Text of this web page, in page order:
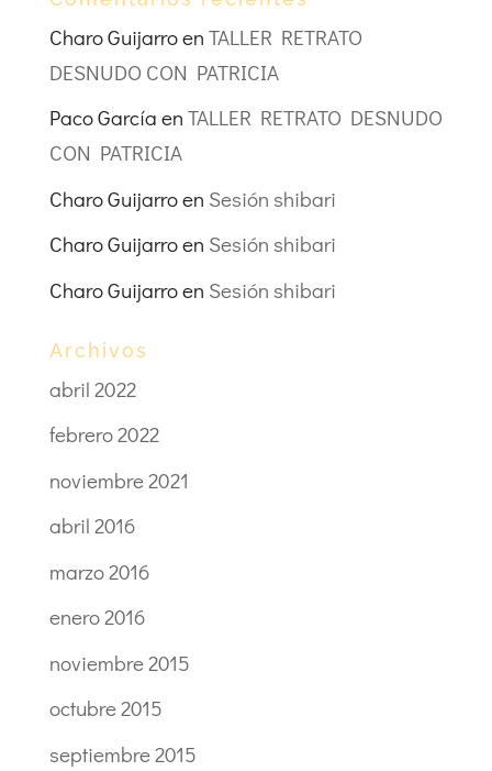
Charo Guijarroen TALLER RETRATO
DESNUDO CON PATRICIA
Paco García en TALLER RETRATO DESNUDO
CON PATRICIA
Charo Guijarroen Sesión shibari
Charo Guijarroen Sesión shibari
Charo Guijarroen Sesión shibari
Archivos
abril 2022
febrero 2022
noviembre 2021
abril 2016
marzo 2016
enero 2016
noviembre 2015
octubre 2015
septiembre 2015